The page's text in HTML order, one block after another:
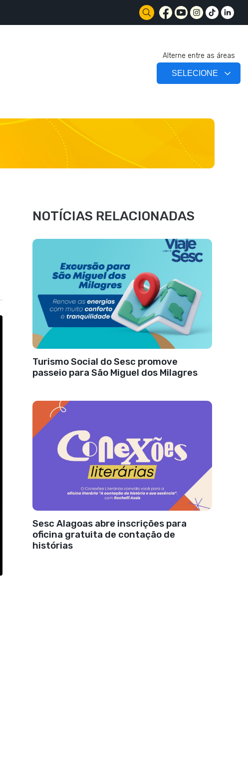
Alterne entre as áreas
NOTÍCIAS RELACIONADAS
Turismo Social do Sesc promove
passeio para São Miguel dos Milagres
Sesc Alagoas abre inscrições para
oficina gratuita de contação de
histórias